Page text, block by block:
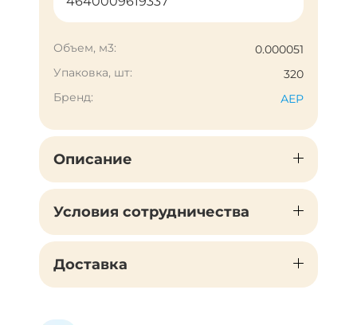
Объем, м3:
0.000051
Упаковка, шт:
320
Бренд:
АЕР
Описание
Условия сотрудничества
Доставка